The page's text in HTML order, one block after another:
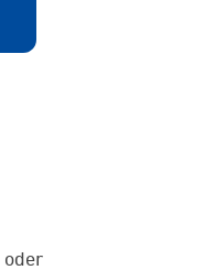
oder